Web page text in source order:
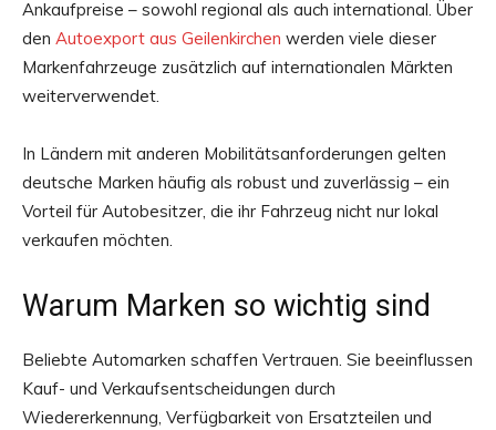
Ankaufpreise – sowohl regional als auch international. Über
den Autoexport aus Geilenkirchen werden viele dieser
Markenfahrzeuge zusätzlich auf internationalen Märkten
weiterverwendet.
In Ländern mit anderen Mobilitätsanforderungen gelten
deutsche Marken häufig als robust und zuverlässig – ein
Vorteil für Autobesitzer, die ihr Fahrzeug nicht nur lokal
verkaufen möchten.
Warum Marken so wichtig sind
Beliebte Automarken schaffen Vertrauen. Sie beeinflussen
Kauf- und Verkaufsentscheidungen durch
Wiedererkennung, Verfügbarkeit von Ersatzteilen und